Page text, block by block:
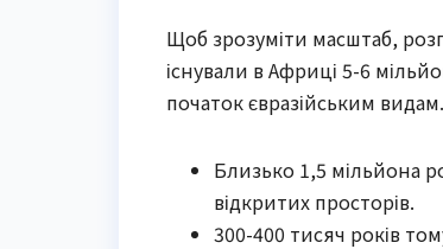
Щоб зрозуміти масштаб,
існували в Африці 5-6
початок євразійським видам.
Близько 1,5 мільйона
відкритих просторів.
300-400 тисяч років